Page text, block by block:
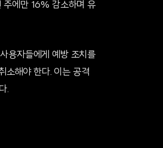
에만 16% 감소하며 유
용자들에게 예방 조치를
소해야 한다. 이는 공격
.